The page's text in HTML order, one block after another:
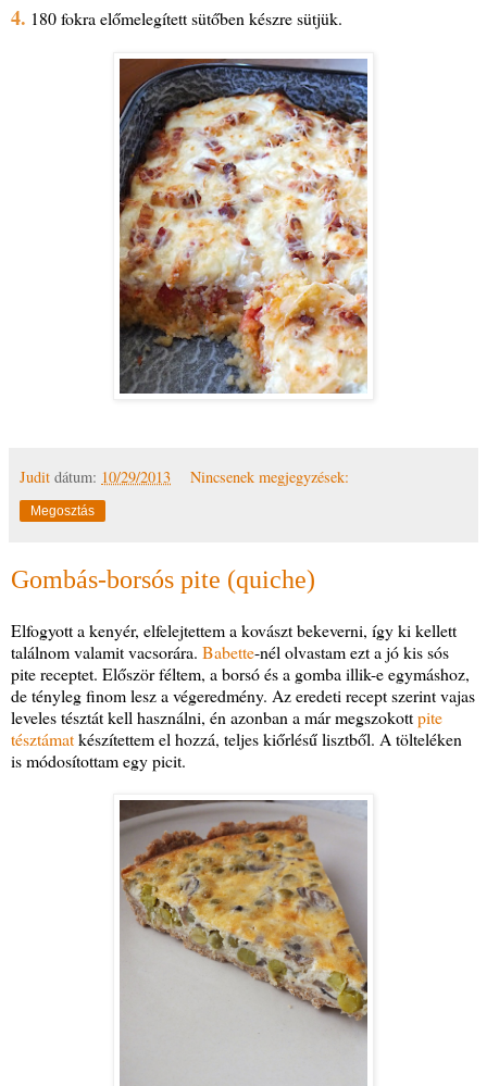
4. 180 fokra előmelegített sütőben készre sütjük.
Judit dátum: 10/29/2013 Nincsenek megjegyzések:
Megosztás
Gombás-borsós pite (quiche)
Elfogyott a kenyér, elfelejtettem a kovászt bekeverni, így ki kellett
találnom valamit vacsorára. Babette-nél olvastam ezt a jó kis sós
pite receptet. Először féltem, a borsó és a gomba illik-e egymáshoz,
de tényleg finom lesz a végeredmény. Az eredeti recept szerint vajas
leveles tésztát kell használni, én azonban a már megszokottpite
tésztámatkészítettem el hozzá, teljes kiőrlésű lisztből. A tölteléken
is módosítottam egy picit.